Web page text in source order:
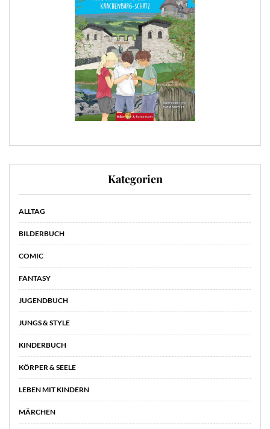
Kategorien
ALLTAG
BILDERBUCH
COMIC
FANTASY
JUGENDBUCH
JUNGS & STYLE
KINDERBUCH
KÖRPER & SEELE
LEBEN MIT KINDERN
MÄRCHEN